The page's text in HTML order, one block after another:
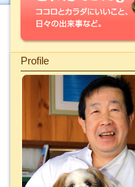
Profile